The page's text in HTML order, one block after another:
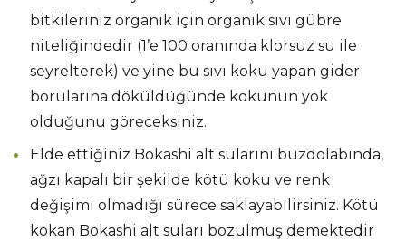
bitkileriniz organik için organik sıvı gübre
niteliğindedir (1’e 100 oranında klorsuz su ile
seyrelterek) ve yine bu sıvı koku yapan gider
borularına döküldüğünde kokunun yok
olduğunu göreceksiniz.
Elde ettiğiniz Bokashi alt sularını buzdolabında,
ağzı kapalı bir şekilde kötü koku ve renk
değişimi olmadığı sürece saklayabilirsiniz. Kötü
kokan Bokashi alt suları bozulmuş demektedir